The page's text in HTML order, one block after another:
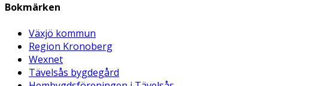
Bokmärken
Växjö kommun
Region Kronoberg
Wexnet
Tävelsås bygdegård